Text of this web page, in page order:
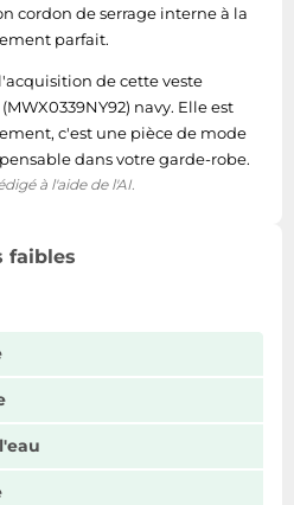
cordon de serrage interne à la
parfait.
de cette veste
navy. Elle est
c'est une pièce de mode
dans votre garde-robe.
à l'aide de l'AI.
faibles